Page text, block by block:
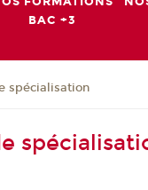
BAC +3
spécialisation